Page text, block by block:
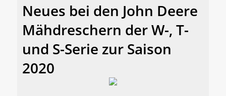
Neues bei den John Deere
Mähdreschern der W-, T-
und S-Serie zur Saison
2020